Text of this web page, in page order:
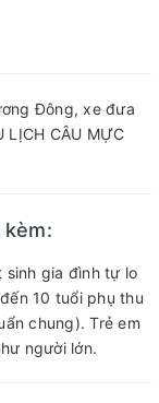
Đông, xe đưa
CÂU MỰC
sinh gia đình tự lo
10 tuổi phụ thu
chung). Trẻ em
người lớn.